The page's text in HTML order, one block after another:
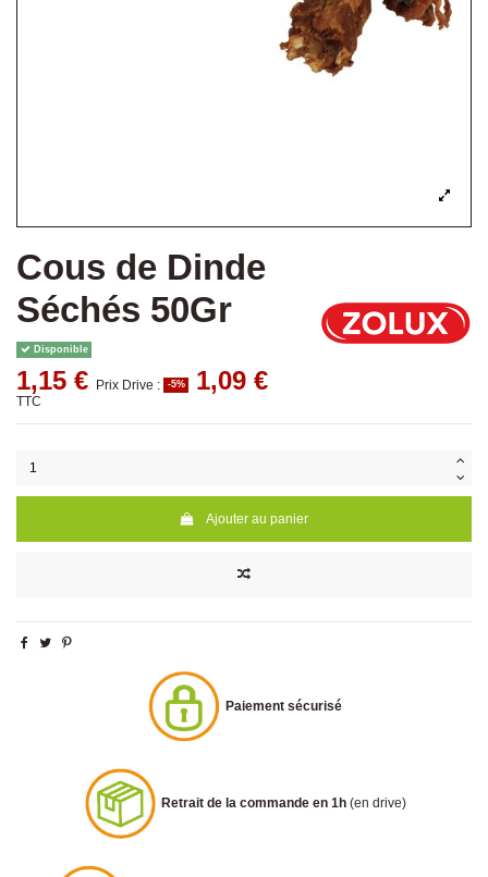
Cous de Dinde
Séchés 50Gr
Disponible
1,15 € Prix Drive : -5% 1,09 €
TTC
Ajouter au panier
Paiement sécurisé
Retrait de la commande en 1h (en drive)